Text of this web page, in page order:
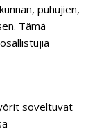
puhujien,
Tämä
soveltuvat